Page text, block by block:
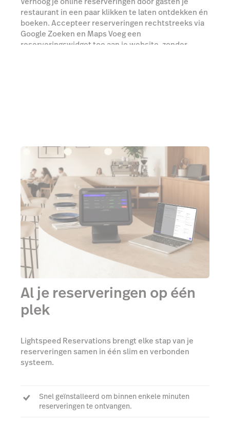
restaurant in een paar klikken te laten ontdekken én
boeken. Accepteer reserveringen rechtstreeks via
Google Zoeken en Maps Voeg een
reserveringswidget toe aan je website, zonder
Al je reserveringen op één
plek
Lightspeed Reservations brengt elke stap van je
reserveringen samen in één slim en verbonden
systeem.
Snel geïnstalleerd om binnen enkele minuten
reserveringen te ontvangen.